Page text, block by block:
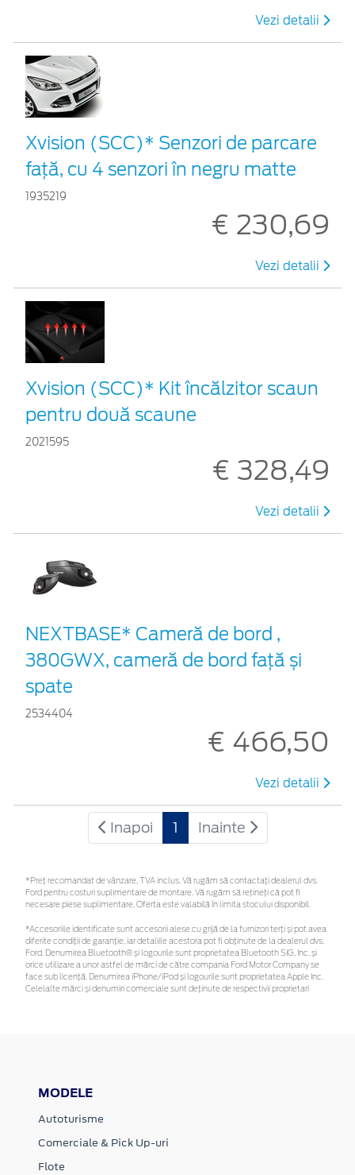
Vezi detalii
Xvision (SCC)* Senzori de parcare
faţă, cu 4 senzori în negru matte
1935219
€ 230,69
Vezi detalii
Xvision (SCC)* Kit încălzitor scaun
pentru două scaune
2021595
€ 328,49
Vezi detalii
NEXTBASE* Cameră de bord ,
380GWX, cameră de bord față și
spate
2534404
€ 466,50
Vezi detalii
Inapoi 1 Inainte
*Preţ recomandat de vânzare, TVA inclus. Vă rugăm să contactaţi dealerul dvs.
Ford pentru costuri suplimentare de montare. Vă rugăm să rețineți că pot fi
necesare piese suplimentare. Oferta este valabilă în limita stocului disponibil.
*Accesoriile identificate sunt accesorii alese cu grijă de la furnizori terți și pot avea
diferite condiții de garanție, iar detaliile acestora pot fi obținute de la dealerul dvs.
Ford. Denumirea Bluetooth® și logourile sunt proprietatea Bluetooth SIG, Inc. și
orice utilizare a unor astfel de mărci de către compania Ford Motor Company se
face sub licență. Denumirea iPhone/iPod și logourile sunt proprietatea Apple Inc.
Celelalte mărci și denumiri comerciale sunt deținute de respectivii proprietari
MODELE
Autoturisme
Comerciale & Pick Up-uri
Flote